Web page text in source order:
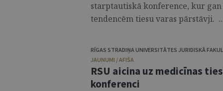
starptautiskā konference, kur
tendencēm tiesu varas pārstāvji.
RĪGAS STRADIŅA UNIVERSITĀTES JURIDISKĀ
JAUNUMI / AFIŠA
RSU aicina uz medicīnas
konferenci